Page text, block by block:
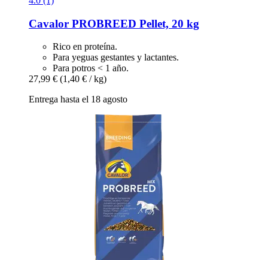
Cavalor PROBREED Pellet, 20 kg
Rico en proteína.
Para yeguas gestantes y lactantes.
Para potros < 1 año.
27,99 € (1,40 € / kg)
Entrega hasta el 18 agosto